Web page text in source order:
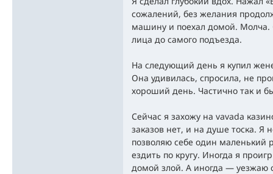
сожалений, без желания
машину и поехал домой. Молча.
лица до самого подъезда.
На следующий день я купил
Она удивилась, спросила, не
хороший день. Частично так и
Сейчас я захожу на vavada
заказов нет, и на душе тоска. Я
позволяю себе один маленький
ездить по кругу. Иногда я
домой злой. А иногда — уезжаю